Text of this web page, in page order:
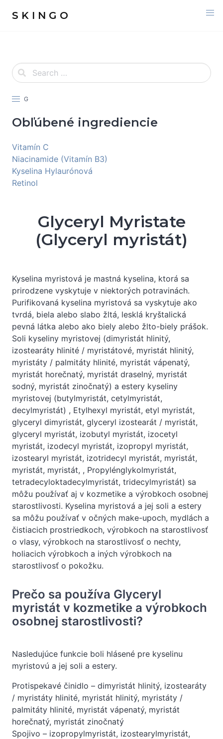
S K I N G O
G
Obľúbené ingrediencie
Vitamín C
Niacinamide (Vitamín B3)
Kyselina Hylaurónová
Retinol
Glyceryl Myristate
(Glyceryl myristát)
Kyselina myristová je mastná kyselina, ktorá sa
prirodzene vyskytuje v niektorých potravinách.
Purifikovaná kyselina myristová sa vyskytuje ako
tvrdá, biela alebo slabo žltá, lesklá kryštalická
pevná látka alebo ako biely alebo žlto-biely prášok.
Soli kyseliny myristovej (dimyristát hlinitý,
izostearáty hlinité / myristátové, myristát hlinitý,
myristáty / palmitáty hlinité, myristát vápenatý,
myristát horečnatý, myristát draselný, myristát
sodný, myristát zinočnatý) a estery kyseliny
myristovej (butylmyristát, cetylmyristát,
decylmyristát) , Etylhexyl myristát, etyl myristát,
glyceryl dimyristát, glyceryl izostearát / myristát,
glyceryl myristát, izobutyl myristát, izocetyl
myristát, izodecyl myristát, izopropyl myristát,
izostearyl myristát, izotridecyl myristát, myristát,
myristát, myristát, , Propylénglykolmyristát,
tetradecyloktadecylmyristát, tridecylmyristát) sa
môžu používať aj v kozmetike a výrobkoch osobnej
starostlivosti. Kyselina myristová a jej soli a estery
sa môžu používať v očných make-upoch, mydlách a
čistiacich prostriedkoch, výrobkoch na starostlivosť
o vlasy, výrobkoch na starostlivosť o nechty,
holiacich výrobkoch a iných výrobkoch na
starostlivosť o pokožku.
Prečo sa používa Glyceryl
myristát v kozmetike a výrobkoch
osobnej starostlivosti?
Nasledujúce funkcie boli hlásené pre kyselinu
myristovú a jej soli a estery.
Protispekavé činidlo – dimyristát hlinitý, izostearáty
/ myristáty hlinité, myristát hlinitý, myristáty /
palmitáty hlinité, myristát vápenatý, myristát
horečnatý, myristát zinočnatý
Spojivo – izopropylmyristát, izostearylmyristát,